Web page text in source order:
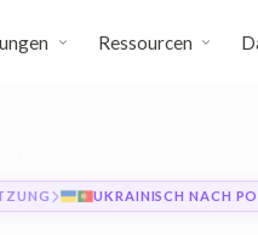
Ressourcen
UKRAINISCH NACH